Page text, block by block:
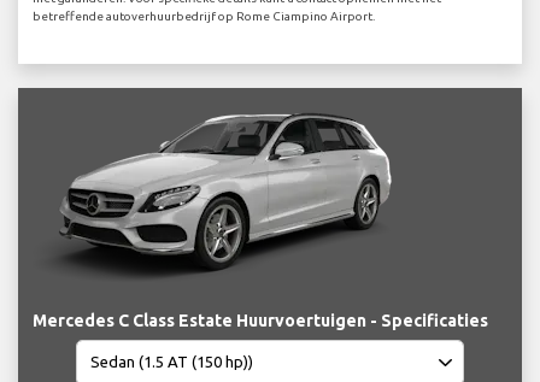
betreffende autoverhuurbedrijf op Rome Ciampino Airport.
Mercedes C Class Estate Huurvoertuigen - Specificaties